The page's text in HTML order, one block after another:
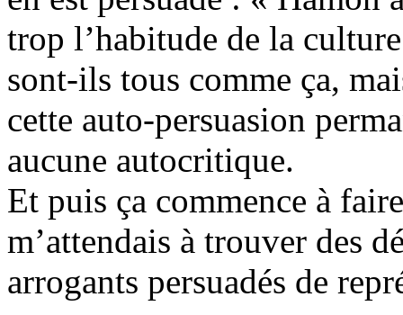
trop l’habitude de la
sont-ils tous comme ça,
cette auto-persuasion
aucune autocritique.
Et puis ça commence à
m’attendais à trouver des
arrogants persuadés de